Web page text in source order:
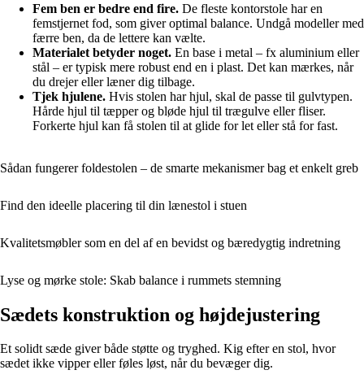
Fem ben er bedre end fire. De fleste kontorstole har en
femstjernet fod, som giver optimal balance. Undgå modeller med
færre ben, da de lettere kan vælte.
Materialet betyder noget. En base i metal – fx aluminium eller
stål – er typisk mere robust end en i plast. Det kan mærkes, når
du drejer eller læner dig tilbage.
Tjek hjulene. Hvis stolen har hjul, skal de passe til gulvtypen.
Hårde hjul til tæpper og bløde hjul til trægulve eller fliser.
Forkerte hjul kan få stolen til at glide for let eller stå for fast.
Sådan fungerer foldestolen – de smarte mekanismer bag et enkelt greb
Find den ideelle placering til din lænestol i stuen
Kvalitetsmøbler som en del af en bevidst og bæredygtig indretning
Lyse og mørke stole: Skab balance i rummets stemning
Sædets konstruktion og højdejustering
Et solidt sæde giver både støtte og tryghed. Kig efter en stol, hvor
sædet ikke vipper eller føles løst, når du bevæger dig.